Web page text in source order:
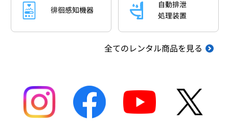
徘徊感知機器
自動排泄
処理装置
全てのレンタル商品を見る